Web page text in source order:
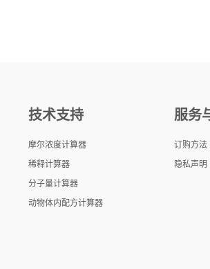
技术支持
摩尔浓度计算器
稀释计算器
分子量计算器
动物体内配方计算器
服务
订购方法
隐私声明